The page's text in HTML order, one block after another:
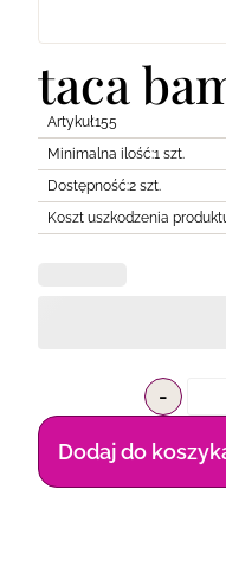
taca
Artykuł155
Minimalna ilość:1 szt.
Dostępność:2 szt.
Koszt uszkodzenia
-
Dodaj do